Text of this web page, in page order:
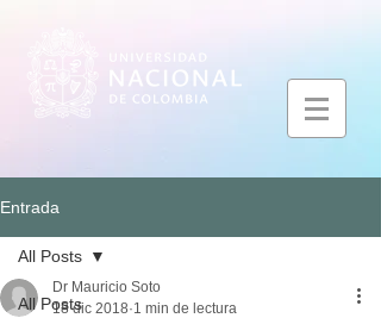
Entrada
All Posts
All Posts
Dr Mauricio Soto
18 dic 2018 1 min de lectura